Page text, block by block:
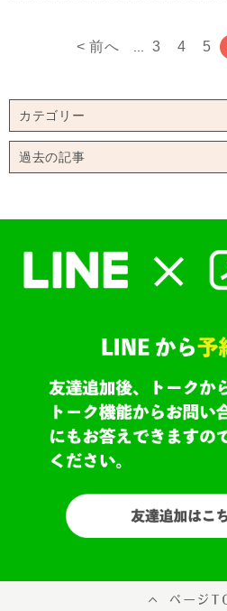
< 前へ 3 4 5
カテゴリー
過去の記事